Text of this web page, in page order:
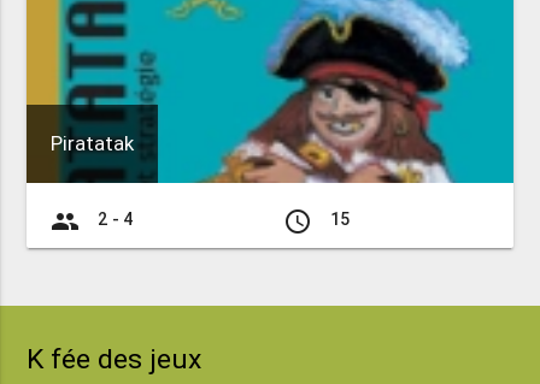
Piratatak
group 2 - 4 access_time 15
K fée des jeux